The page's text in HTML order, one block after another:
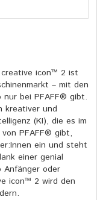
creative icon™ 2 ist
– mit den
nur bei PFAFF® gibt.
kreativer und
(KI), die es im
PFAFF® gibt,
ein und steht
einer genial
Anfänger oder
icon™ 2 wird den